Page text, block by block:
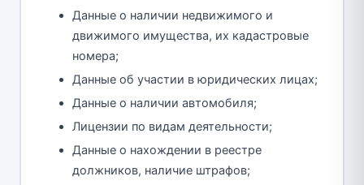
Данные о наличии недвижимого и
движимого имущества, их кадастровые
номера;
Данные об участии в юридических лицах;
Данные о наличии автомобиля;
Лицензии по видам деятельности;
Данные о нахождении в реестре
должников, наличие штрафов;